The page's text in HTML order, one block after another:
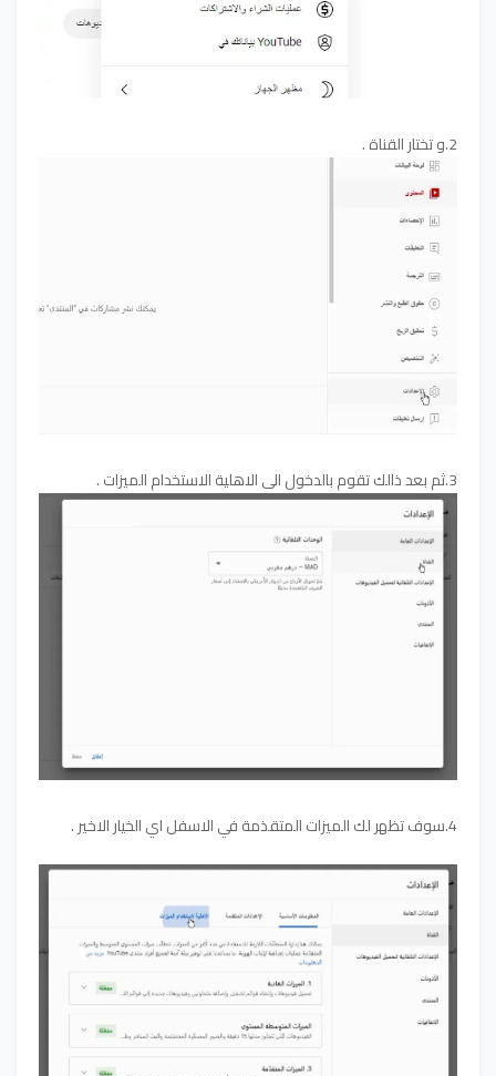
2.و تختار القناة .
3.ثم بعد ذالك تقوم بالدخول الى الاهلية الاستخدام الميزات .
4.سوف تظهر لك الميزات المتقذمة في الاسفل اي الخيار الاخير .